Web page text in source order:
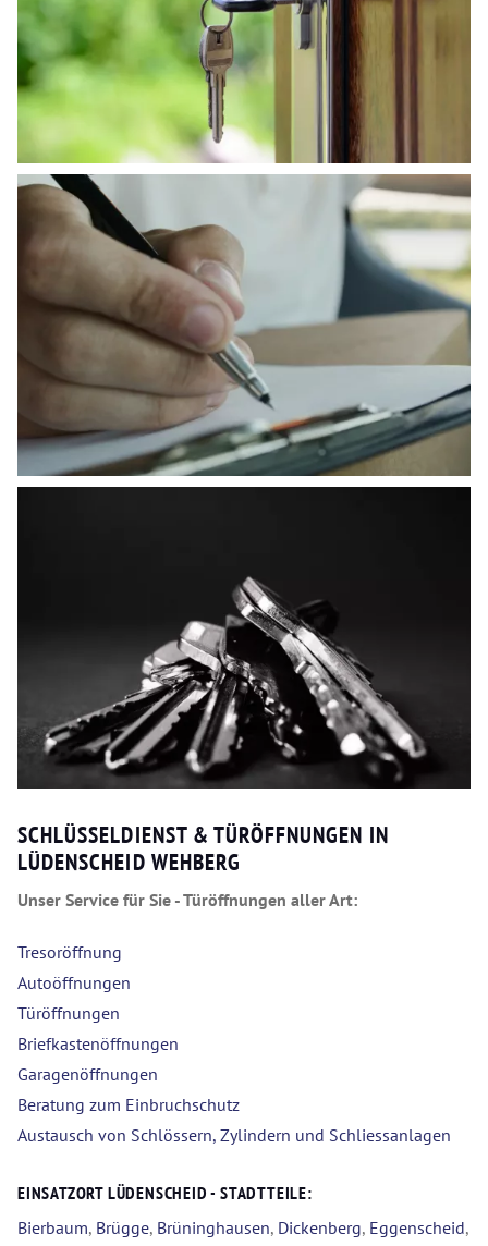
SCHLÜSSELDIENST & TÜRÖFFNUNGEN IN
LÜDENSCHEID WEHBERG
Unser Service für Sie - Türöffnungen aller Art:
Tresoröffnung
Autoöffnungen
Türöffnungen
Briefkastenöffnungen
Garagenöffnungen
Beratung zum Einbruchschutz
Austausch von Schlössern, Zylindern und Schliessanlagen
EINSATZORT LÜDENSCHEID - STADTTEILE:
Bierbaum, Brügge, Brüninghausen, Dickenberg, Eggenscheid,